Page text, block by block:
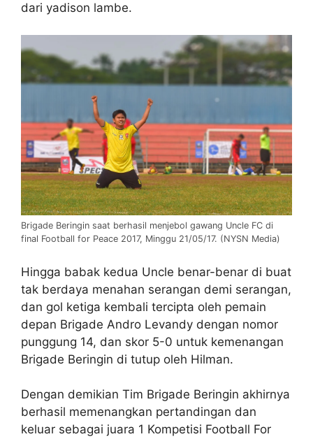
dari yadison lambe.
Brigade Beringin saat berhasil menjebol gawang Uncle FC di
final Football for Peace 2017, Minggu 21/05/17. (NYSN Media)
Hingga babak kedua Uncle benar-benar di buat
tak berdaya menahan serangan demi serangan,
dan gol ketiga kembali tercipta oleh pemain
depan Brigade Andro Levandy dengan nomor
punggung 14, dan skor 5-0 untuk kemenangan
Brigade Beringin di tutup oleh Hilman.
Dengan demikian Tim Brigade Beringin akhirnya
berhasil memenangkan pertandingan dan
keluar sebagai juara 1 Kompetisi Football For